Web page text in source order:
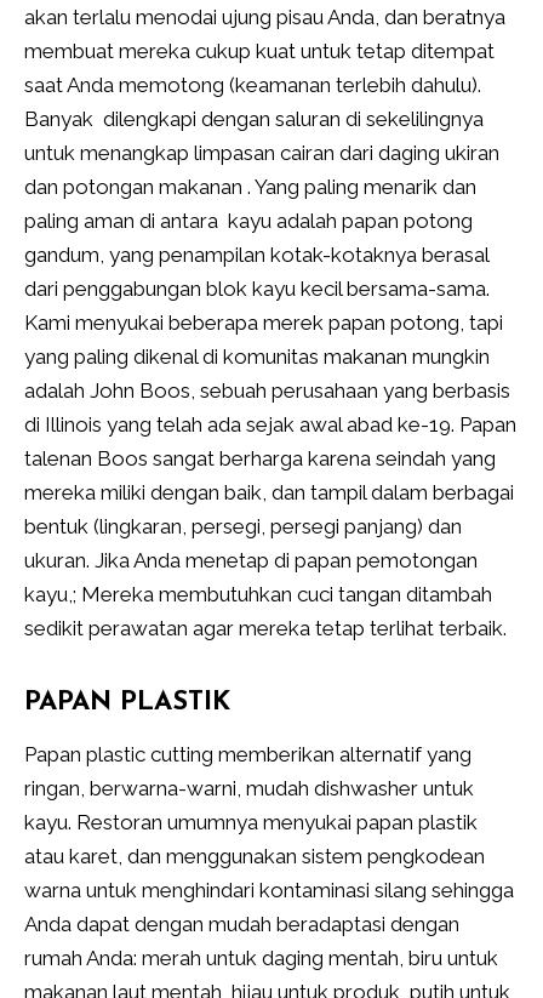
akan terlalu menodai ujung pisau Anda, dan beratnya
membuat mereka cukup kuat untuk tetap ditempat
saat Anda memotong (keamanan terlebih dahulu).
Banyak dilengkapi dengan saluran di sekelilingnya
untuk menangkap limpasan cairan dari daging ukiran
dan potongan makanan . Yang paling menarik dan
paling aman di antara kayu adalah papan potong
gandum, yang penampilan kotak-kotaknya berasal
dari penggabungan blok kayu kecil bersama-sama.
Kami menyukai beberapa merek papan potong, tapi
yang paling dikenal di komunitas makanan mungkin
adalah John Boos, sebuah perusahaan yang berbasis
di Illinois yang telah ada sejak awal abad ke-19. Papan
talenan Boos sangat berharga karena seindah yang
mereka miliki dengan baik, dan tampil dalam berbagai
bentuk (lingkaran, persegi, persegi panjang) dan
ukuran. Jika Anda menetap di papan pemotongan
kayu,; Mereka membutuhkan cuci tangan ditambah
sedikit perawatan agar mereka tetap terlihat terbaik.
PAPAN PLASTIK
Papan plastic cutting memberikan alternatif yang
ringan, berwarna-warni, mudah dishwasher untuk
kayu. Restoran umumnya menyukai papan plastik
atau karet, dan menggunakan sistem pengkodean
warna untuk menghindari kontaminasi silang sehingga
Anda dapat dengan mudah beradaptasi dengan
rumah Anda: merah untuk daging mentah, biru untuk
makanan laut mentah, hijau untuk produk, putih untuk